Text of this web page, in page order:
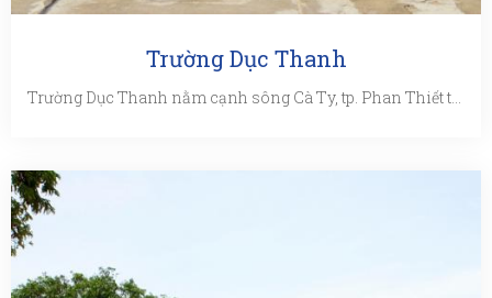
Trường Dục Thanh
Trường Dục Thanh nằm cạnh sông Cà Ty, tp. Phan Thiết thuộc tỉnh Bình Thuận. Đây là nơi đã dừng chân lâu nhất và là ...